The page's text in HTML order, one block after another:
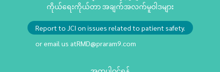
ကိုယ်ရေးကိုယ်တာ အချက်အလက်မူဝါဒများ
Report to JCI on issues related to patient safety.
or email us atRMD@praram9.com